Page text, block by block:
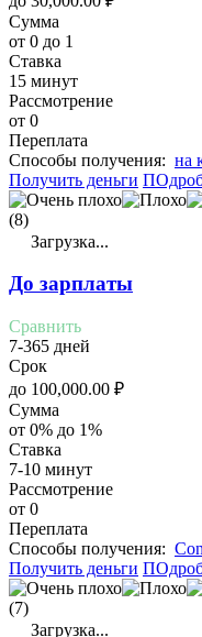
Сумма
от 0 до 1
Ставка
15 минут
Рассмотрение
от 0
Переплата
Cпособы получения: на
Получить деньги
(8)
Загрузка...
До зарплаты
Сравнить
7-365 дней
Срок
до 100,000.00 ₽
Сумма
от 0% до 1%
Ставка
7-10 минут
Рассмотрение
от 0
Переплата
Cпособы получения:
Получить деньги
(7)
Загрузка...